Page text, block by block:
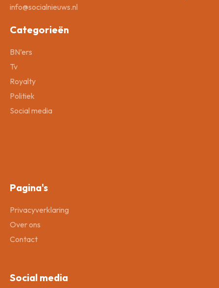
info@socialnieuws.nl
Categorieën
BN’ers
Tv
Royalty
Politiek
Social media
Pagina's
Privacyverklaring
Over ons
Contact
Social media